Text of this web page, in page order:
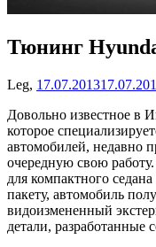
Тюнинг
Leg, 17.07.2013
Довольно известное в
которое
автомобилей, недавно
очередную свою
для компактного
пакету, автомобиль
видоизмененный
детали, разработанные